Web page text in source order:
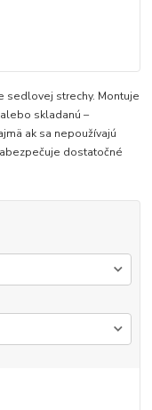
sedlovej strechy. Montuje
skladanú –
ak sa nepoužívajú
dostatočné